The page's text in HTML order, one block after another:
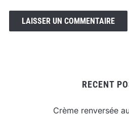
RECENT
Crème renversée